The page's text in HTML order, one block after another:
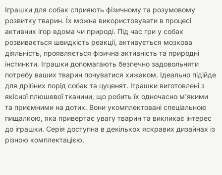
Іграшки для собак сприяють фізичному та розумовому
розвитку тварин. Їх можна використовувати в процесі
активних ігор вдома чи природі. Під час гри у собак
розвивається швидкість реакції, активується мозкова
діяльність, проявляється фізична активність та природні
інстинкти. Іграшки допомагають безпечно задовольняти
потребу ваших тварин почуватися хижаком. Ідеально підійде
для дрібних порід собак та цуценят. Іграшки виготовлені з
якісної плюшевої тканини, що робить їх одночасно м'якими
та приємними на дотик. Вони укомплектовані спеціальною
пищалкою, яка привертає увагу тварин та викликає інтерес
до іграшки. Серія доступна в декількох яскравих дизайнах із
різною комплектацією.